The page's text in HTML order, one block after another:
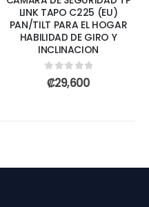
LINK TAPO C225 (EU)
PAN/TILT PARA EL HOGAR
HABILIDAD DE GIRO Y
INCLINACION
0out of 5
₡29,600